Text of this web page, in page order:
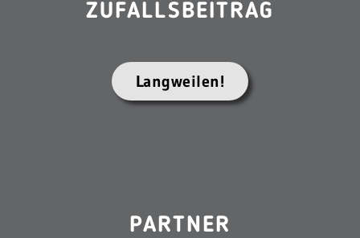
ZUFALLSBEITRAG
Langweilen!
PARTNER